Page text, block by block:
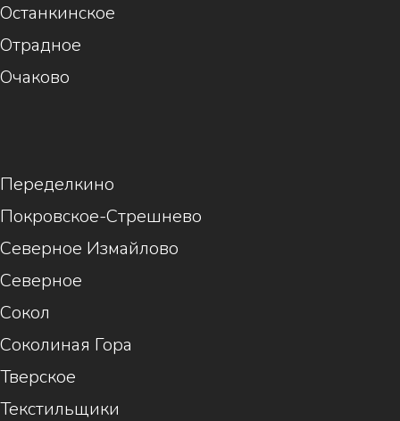
Останкинское
Отрадное
Очаково
Переделкино
Покровское-Стрешнево
Северное Измайлово
Северное
Сокол
Соколиная Гора
Тверское
Текстильщики